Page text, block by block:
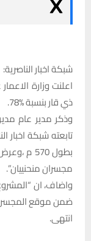
شبكة اخبار الناصرية:
اعلنت وزارة
ذي قار بنسبة 78‎%‎.
وذكر مدير عام
تابعته شبكة
مجسران منحنييان”.
واضاف، ان
ضمن موقع المجسر ،
انتهى.